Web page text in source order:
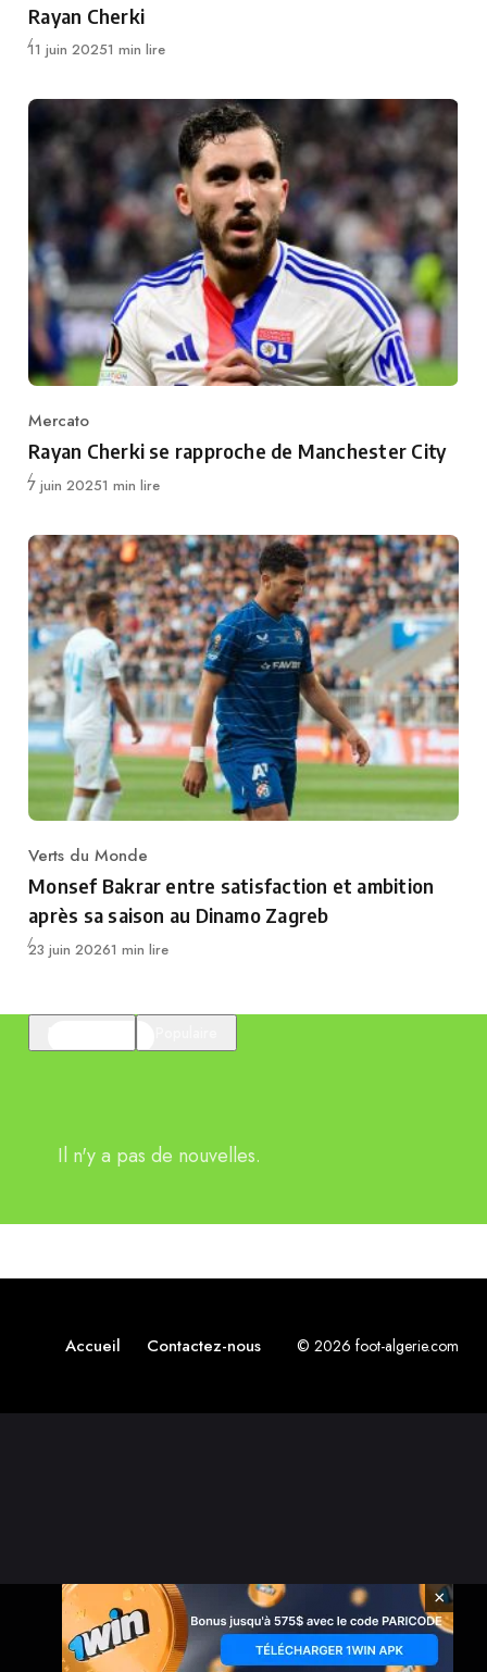
Rayan Cherki
Publié
11 juin 20251 min lire
Category
Mercato
Rayan Cherki se rapproche de Manchester City
Publié
7 juin 20251 min lire
Category
Verts du Monde
Monsef Bakrar entre satisfaction et ambition
après sa saison au Dinamo Zagreb
Publié
23 juin 20261 min lire
Il n'y a pas de nouvelles.
Accueil Contactez-nous © 2026 foot-algerie.com
×